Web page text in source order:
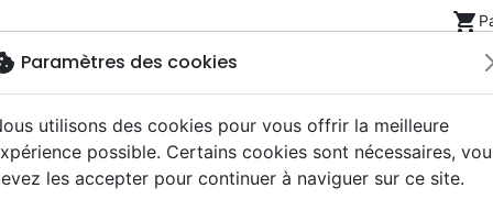
shopping_cart
NouveautésBibles LivreseBooksJeunesse
Paramètres des cookies
utilisons des cookies pour vous offrir la meilleure
possible. Certains cookies sont nécessaires,
les accepter pour continuer à naviguer sur ce site.